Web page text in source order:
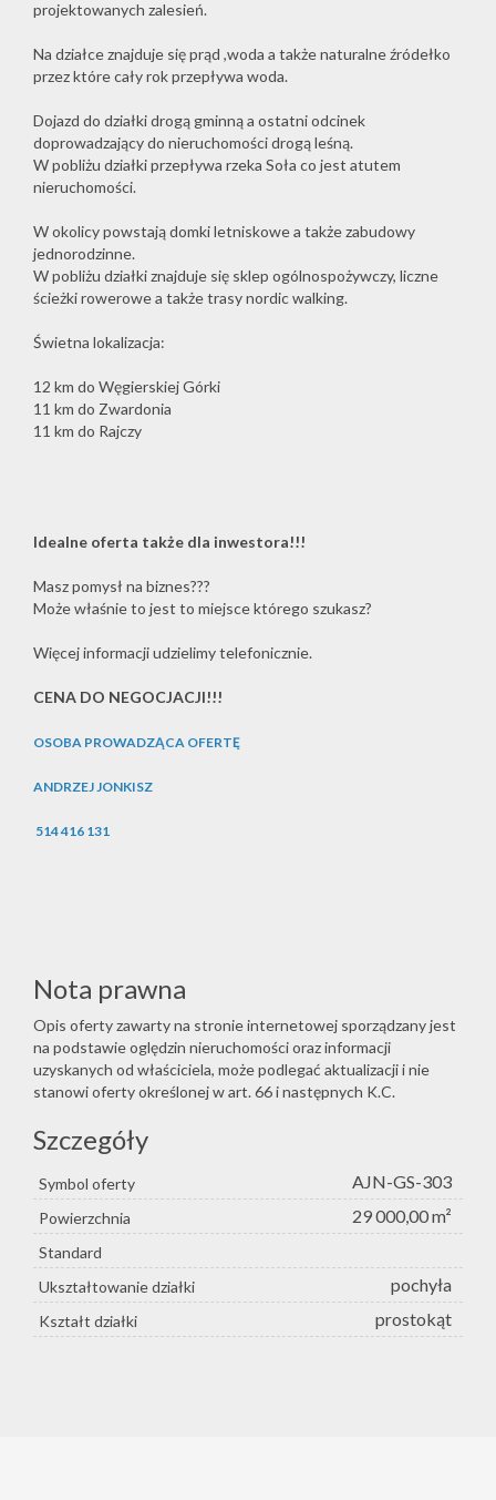
projektowanych zalesień.
Na działce znajduje się prąd ,woda a także naturalne źródełko
przez które cały rok przepływa woda.
Dojazd do działki drogą gminną a ostatni odcinek
doprowadzający do nieruchomości drogą leśną.
W pobliżu działki przepływa rzeka Soła co jest atutem
nieruchomości.
W okolicy powstają domki letniskowe a także zabudowy
jednorodzinne.
W pobliżu działki znajduje się sklep ogólnospożywczy, liczne
ścieżki rowerowe a takżetrasy nordic walking.
Świetna lokalizacja:
12 km do Węgierskiej Górki
11 km do Zwardonia
11 km do Rajczy
Idealne oferta także dla inwestora!!!
Masz pomysł na biznes???
Może właśnie to jest to miejsce którego szukasz?
Więcej informacji udzielimy telefonicznie.
CENA DO NEGOCJACJI!!!
OSOBA PROWADZĄCA OFERTĘ
ANDRZEJ JONKISZ
514 416 131
Nota prawna
Opis oferty zawarty na stronie internetowej sporządzany jest
na podstawie oględzin nieruchomości oraz informacji
uzyskanych od właściciela, może podlegać aktualizacji i nie
stanowi oferty określonej w art. 66 i następnych K.C.
Szczegóły
Symbol oferty AJN-GS-303
Powierzchnia 29 000,00 m²
Standard
Ukształtowanie działki
pochyła
Kształt działki prostokąt